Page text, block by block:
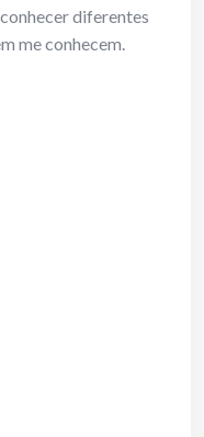
diferentes
me conhecem.